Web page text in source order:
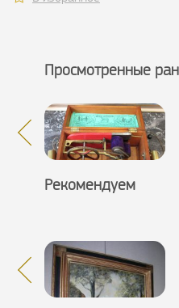
Просмотренные
Рекомендуем